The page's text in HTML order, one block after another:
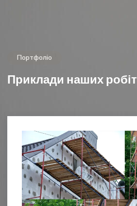
Портфоліо
Приклади наших робіт